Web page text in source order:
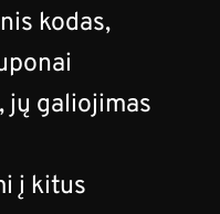
kodas,
jų galiojimas
į kitus